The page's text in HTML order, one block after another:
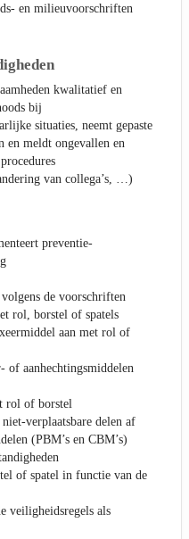
en milieuvoorschriften
kwalitatief en
bij
situaties, neemt gepaste
en meldt ongevallen en
van collega’s, …)
preventie-
de voorschriften
rol, borstel of spatels
aan met rol of
of aanhechtingsmiddelen
rol of borstel
verplaatsbare delen af
(PBM’s en CBM’s)
of spatel in functie van de
veiligheidsregels als